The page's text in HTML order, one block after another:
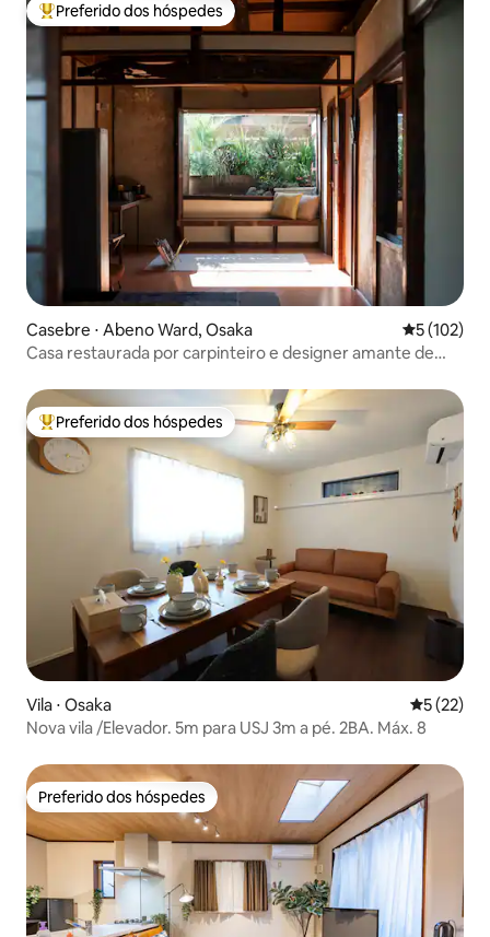
Entre os melhores preferidos dos hóspedes
Preferido dos hóspedes
Casebre ⋅ Abeno Ward, Osaka 5 de uma
5 (102)
Casa restaurada por carpinteiro e designer amante de
Entre os melhores preferidos dos hóspedes
Preferido dos hóspedes
Vila ⋅ Osaka 5 de uma
5 (22)
Nova vila /Elevador. 5m para USJ 3m a pé. 2BA. Máx. 8
Preferido dos hóspedes
Preferido dos hóspedes